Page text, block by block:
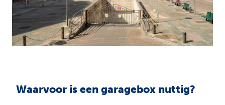
Waarvoor is een garagebox nuttig?